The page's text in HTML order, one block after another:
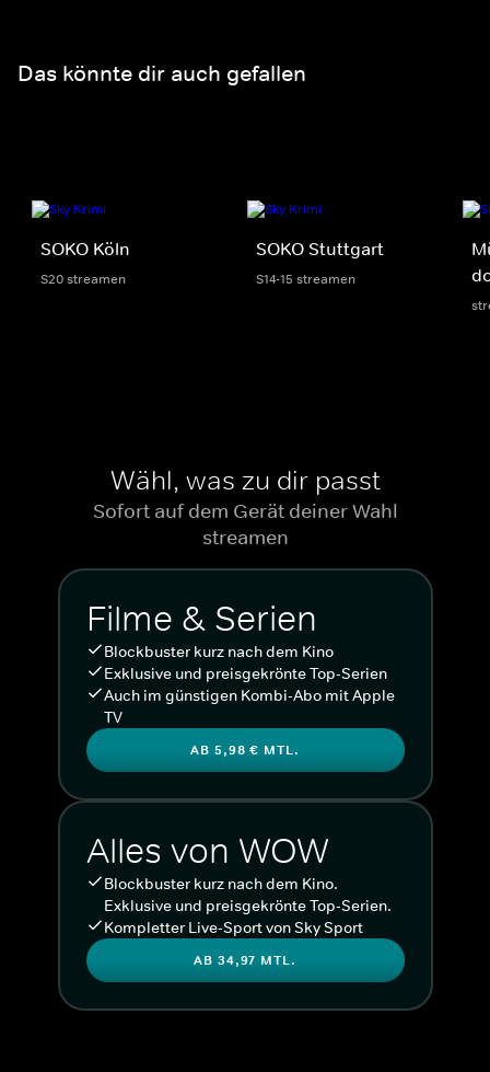
Das könnte dir auch gefallen
SOKO Köln
S20 streamen
SOKO Stuttgart
S14-15 streamen
Wähl, was zu dir passt
Sofort auf dem Gerät deiner Wahl
streamen
Filme & Serien
Blockbuster kurz nach dem Kino
Exklusive und preisgekrönte Top-Serien
Auch im günstigen Kombi-Abo mit Apple
TV
AB 5,98 € MTL.
Alles von WOW
Blockbuster kurz nach dem Kino.
Exklusive und preisgekrönte Top-Serien.
Kompletter Live-Sport von Sky Sport
AB 34,97 MTL.